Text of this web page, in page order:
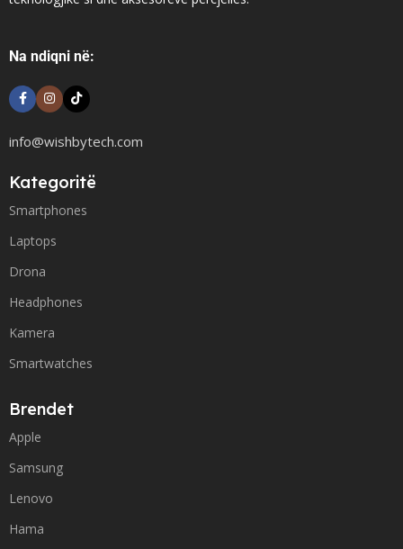
Na ndiqni në:
info@wishbytech.com
Kategoritë
Smartphones
Laptops
Drona
Headphones
Kamera
Smartwatches
Brendet
Apple
Samsung
Lenovo
Hama